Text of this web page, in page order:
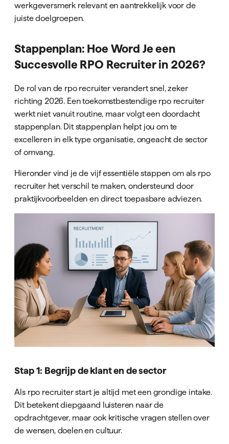
werkgeversmerk relevant en aantrekkelijk voor de
juiste doelgroepen.
Stappenplan: Hoe Word Je een
Succesvolle RPO Recruiter in 2026?
De rol van de rpo recruiter verandert snel, zeker
richting 2026. Een toekomstbestendige rpo recruiter
werkt niet vanuit routine, maar volgt een doordacht
stappenplan. Dit stappenplan helpt jou om te
excelleren in elk type organisatie, ongeacht de sector
of omvang.
Hieronder vind je de vijf essentiële stappen om als rpo
recruiter het verschil te maken, ondersteund door
praktijkvoorbeelden en direct toepasbare adviezen.
Stap 1: Begrijp de klant en de sector
Als rpo recruiter start je altijd met een grondige intake.
Dit betekent diepgaand luisteren naar de
opdrachtgever, maar ook kritische vragen stellen over
de wensen, doelen en cultuur.